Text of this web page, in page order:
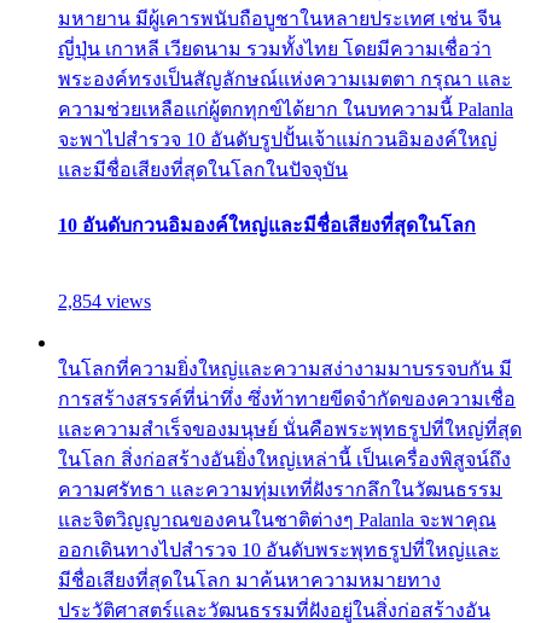
มหายาน มีผู้เคารพนับถือบูชาในหลายประเทศ เช่น จีน
ญี่ปุ่น เกาหลี เวียดนาม รวมทั้งไทย โดยมีความเชื่อว่า
พระองค์ทรงเป็นสัญลักษณ์แห่งความเมตตา กรุณา และ
ความช่วยเหลือแก่ผู้ตกทุกข์ได้ยาก ในบทความนี้ Palanla
จะพาไปสำรวจ 10 อันดับรูปปั้นเจ้าแม่กวนอิมองค์ใหญ่
และมีชื่อเสียงที่สุดในโลกในปัจจุบัน
10 อันดับกวนอิมองค์ใหญ่และมีชื่อเสียงที่สุดในโลก
2,854 views
ในโลกที่ความยิ่งใหญ่และความสง่างามมาบรรจบกัน มี
การสร้างสรรค์ที่น่าทึ่ง ซึ่งท้าทายขีดจำกัดของความเชื่อ
และความสำเร็จของมนุษย์ นั่นคือพระพุทธรูปที่ใหญ่ที่สุด
ในโลก สิ่งก่อสร้างอันยิ่งใหญ่เหล่านี้ เป็นเครื่องพิสูจน์ถึง
ความศรัทธา และความทุ่มเทที่ฝังรากลึกในวัฒนธรรม
และจิตวิญญาณของคนในชาติต่างๆ Palanla จะพาคุณ
ออกเดินทางไปสำรวจ 10 อันดับพระพุทธรูปที่ใหญ่และ
มีชื่อเสียงที่สุดในโลก มาค้นหาความหมายทาง
ประวัติศาสตร์และวัฒนธรรมที่ฝังอยู่ในสิ่งก่อสร้างอัน